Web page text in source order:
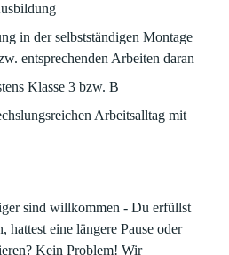
in der selbstständigen Montage
entsprechenden Arbeiten daran
Klasse 3 bzw. B
Arbeitsalltag mit
sind willkommen - Du erfüllst
hattest eine längere Pause oder
Kein Problem! Wir